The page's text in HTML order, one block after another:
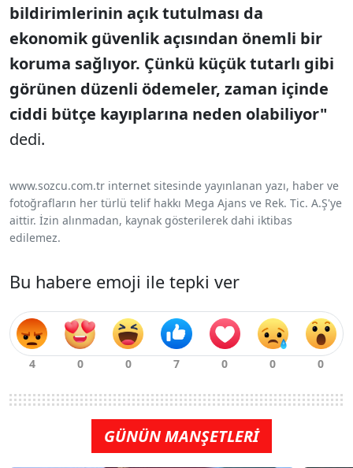
bildirimlerinin açık tutulması da
ekonomik güvenlik açısından önemli bir
koruma sağlıyor. Çünkü küçük tutarlı gibi
görünen düzenli ödemeler, zaman içinde
ciddi bütçe kayıplarına neden olabiliyor"
dedi.
www.sozcu.com.tr internet sitesinde yayınlanan yazı, haber ve
fotoğrafların her türlü telif hakkı Mega Ajans ve Rek. Tic. A.Ş'ye
aittir. İzin alınmadan, kaynak gösterilerek dahi iktibas
edilemez.
Bu habere emoji ile tepki ver
GÜNÜN MANŞETLERİ